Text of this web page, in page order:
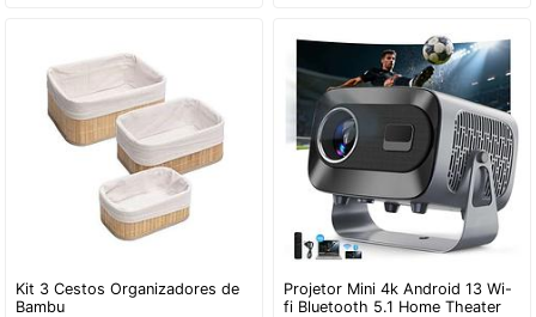
Kit 3 Cestos Organizadores de
Bambu
Projetor Mini 4k Android 13 Wi-
fi Bluetooth 5.1 Home Theater